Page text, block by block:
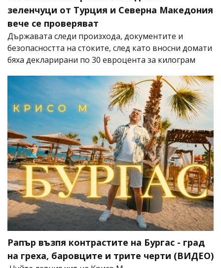
зеленчуци от Турция и Северна Македония
вече се проверяват
Държавата следи произхода, документите и
безопасността на стоките, след като вносни домати
бяха декларирани по 30 евроцента за килограм
Рапър възпя контрастите на Бургас - град
на греха, баровците и трите черти (ВИДЕО)